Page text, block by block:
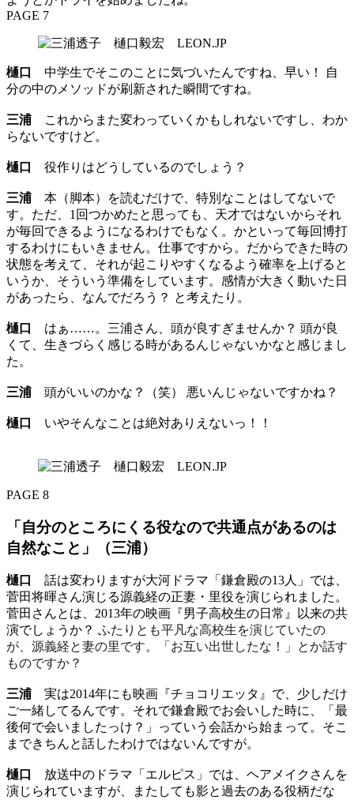
PAGE 7
樋口
中学生でそこのことに気づいたんですね、早い！ 自
分の中のメソッドが刷新された瞬間ですね。
三浦 これからまた変わっていくかもしれないですし、わか
らないですけど。
樋口 役作りはどうしているのでしょう？
三浦 本（脚本）を読むだけで、特別なことはしてないで
す。ただ、1回つかめたと思っても、天才ではないからそれ
が毎回できるようになるわけでもなく。かといって毎回博打
するわけにもいきません。仕事ですから。だからできた時の
状態を考えて、それが起こりやすくなるよう確率を上げると
いうか、そういう準備をしています。感情が大きく動いた日
があったら、なんでだろう？ と考えたり。
樋口
はぁ……。三浦さん、頭が良すぎませんか？ 頭が良
くて、生きづらく感じる時があるんじゃないかなと感じまし
た。
三浦 頭がいいのかな？（笑） 悪いんじゃないですかね？
樋口 いやそんなことは絶対ありえないっ！！
PAGE 8
「自分のところにくる役なので共通点があるのは
自然なこと」（三浦）
樋口
話は変わりますが大河ドラマ「鎌倉殿の13人」では、
菅田将暉さん演じる源義経の正妻・里役を演じられました。
菅田さんとは、2013年の映画『男子高校生の日常』以来の共
演でしょうか？ ふたりとも平凡な高校生を演じていたの
が、源義経と妻の里です。「お互い出世したな！」とか話す
ものですか？
三浦 実は2014年にも映画『チョコリエッタ』で、少しだけ
ご一緒してるんです。それで鎌倉殿でお会いした時に、「最
後何で会いましたっけ？」っていう会話から始まって。そこ
まできちんと話したわけではないんですが。
樋口
放送中のドラマ「エルピス」では、ヘアメイクさんを
演じられていますが、またしても影と過去のある役柄だな